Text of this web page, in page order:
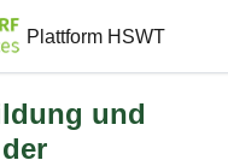
Plattform HSWT
und